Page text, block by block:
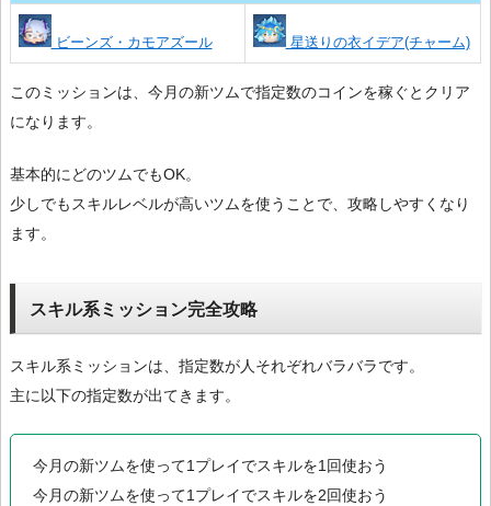
ビーンズ・カモアズール 星送りの衣イデア(チャーム)
このミッションは、今月の新ツムで指定数のコインを稼ぐとクリア
になります。
基本的にどのツムでもOK。
少しでもスキルレベルが高いツムを使うことで、攻略しやすくなり
ます。
スキル系ミッション完全攻略
スキル系ミッションは、指定数が人それぞれバラバラです。
主に以下の指定数が出てきます。
今月の新ツムを使って1プレイでスキルを1回使おう
今月の新ツムを使って1プレイでスキルを2回使おう